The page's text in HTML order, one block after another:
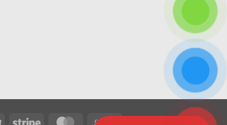
PayPal Stripe MasterCard